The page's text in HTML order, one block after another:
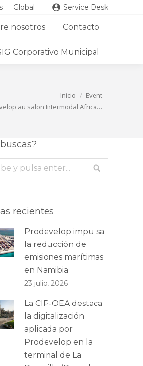
Global Service Desk
nosotros Contacto
Corporativo Municipal
Inicio
Event
au salon Intermodal Africa…
recientes
Prodevelop impulsa
la reducción de
emisiones marítimas
en Namibia
23 julio, 2026
La CIP-OEA destaca
la digitalización
aplicada por
Prodevelop en la
terminal de La